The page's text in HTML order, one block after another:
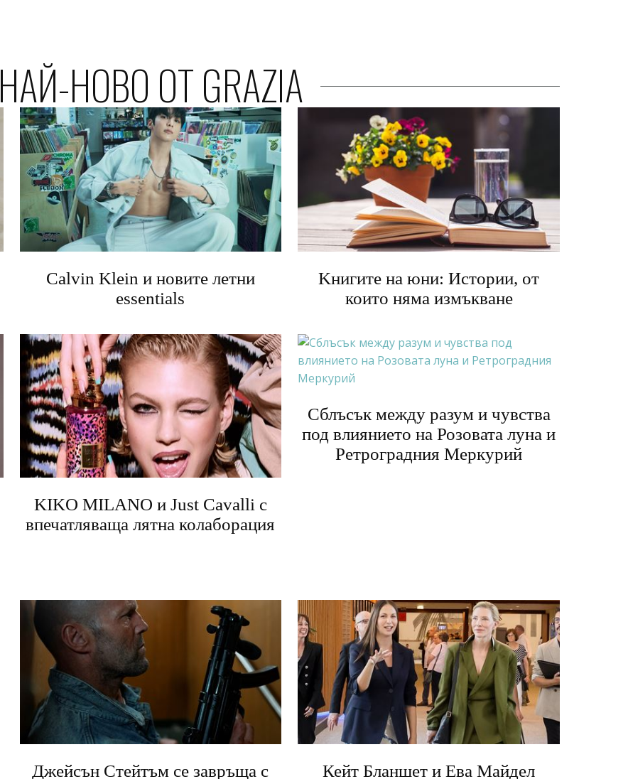
НАЙ-НОВО ОТ GRAZIA
Calvin Klein и новите летни
essentials
Kнигите на юни: Истории, от
които няма измъкване
KIKO MILANO и Just Cavalli с
впечатляваща лятна колаборация
Сблъсък между разум и чувства
под влиянието на Розовата луна и
Ретроградния Меркурий
Джейсън Стейтъм се завръща с Кейт Бланшет и Ева Майдел